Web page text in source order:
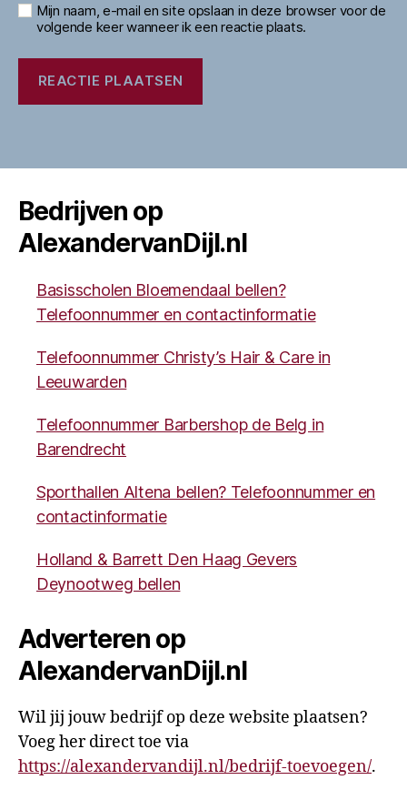
Mijn naam, e-mail en site opslaan in deze browser voor de
volgende keer wanneer ik een reactie plaats.
Bedrijven op
AlexandervanDijl.nl
Basisscholen Bloemendaal bellen?
Telefoonnummer en contactinformatie
Telefoonnummer Christy’s Hair & Care in
Leeuwarden
Telefoonnummer Barbershop de Belg in
Barendrecht
Sporthallen Altena bellen? Telefoonnummer en
contactinformatie
Holland & Barrett Den Haag Gevers
Deynootweg bellen
Adverteren op
AlexandervanDijl.nl
Wil jij jouw bedrijf op deze website plaatsen?
Voeg her direct toe via
https://alexandervandijl.nl/bedrijf-toevoegen/.